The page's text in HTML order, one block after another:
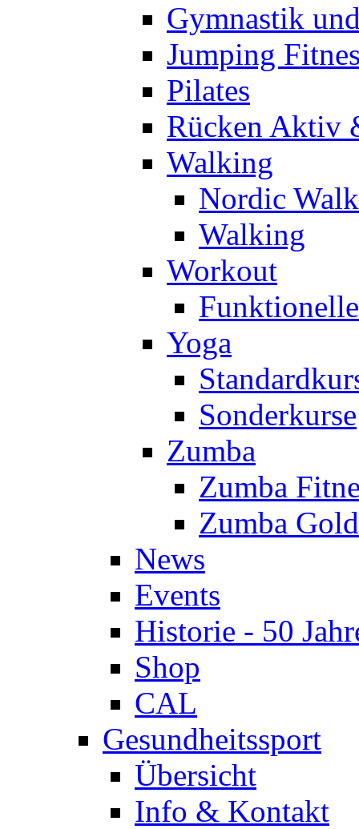
Gymnastik
Jumping
Pilates
Rücken Aktiv
Walking
Nordic
Walking
Workout
Yoga
Sonderkurse
Zumba
Zumba
Zumba Gold
News
Events
Historie - 50
Shop
CAL
Gesundheitssport
Übersicht
Info & Kontakt